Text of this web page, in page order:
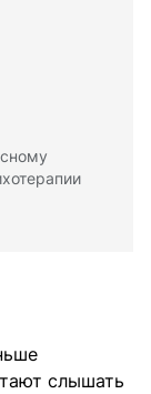
слышать